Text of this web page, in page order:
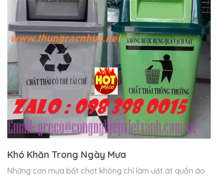
Khó Khăn Trong Ngày Mưa
Những cơn mưa bất chợt không chỉ làm ướt át quần áo